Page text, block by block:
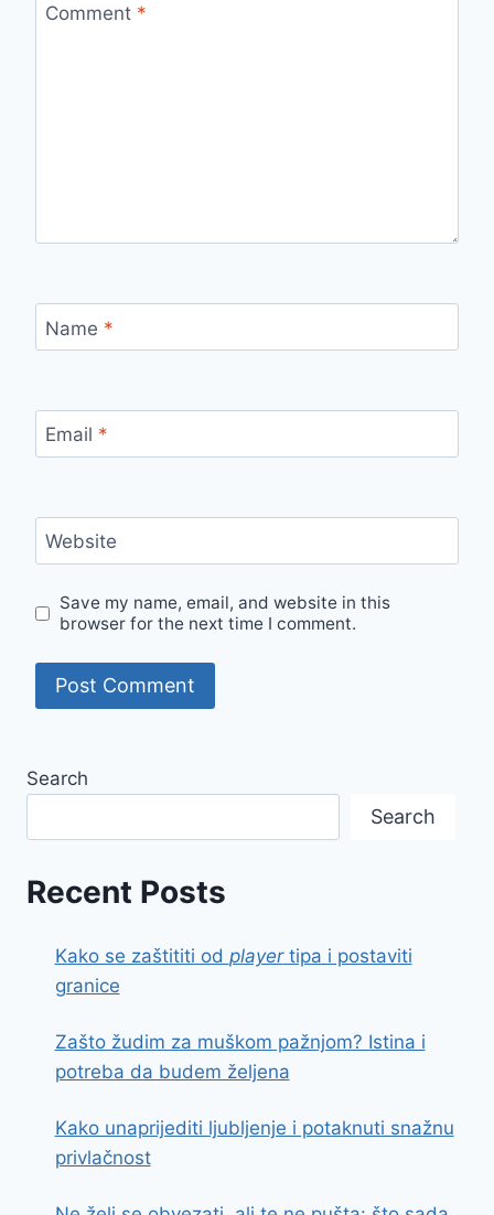
Comment *
Name *
Email *
Website
Save my name, email, and website in this
browser for the next time I comment.
Search
Search
Recent Posts
Kako se zaštititi od playertipa i postaviti
granice
Zašto žudim za muškom pažnjom? Istina i
potreba da budem željena
Kako unaprijediti ljubljenje i potaknuti snažnu
privlačnost